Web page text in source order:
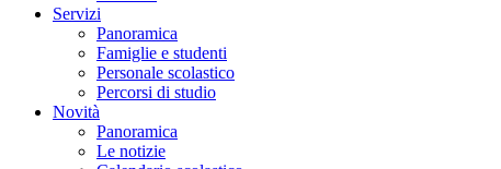
Servizi
Panoramica
Famiglie e studenti
Personale scolastico
Percorsi di studio
Novità
Panoramica
Le notizie